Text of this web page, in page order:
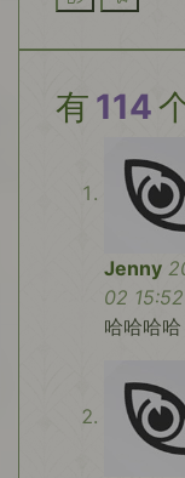
有 114
Jenny
02 15:52
哈哈哈哈